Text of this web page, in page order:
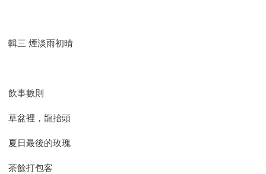
輯三 煙淡雨初晴
飲事數則
草盆裡，龍抬頭
夏日最後的玫瑰
茶餘打包客